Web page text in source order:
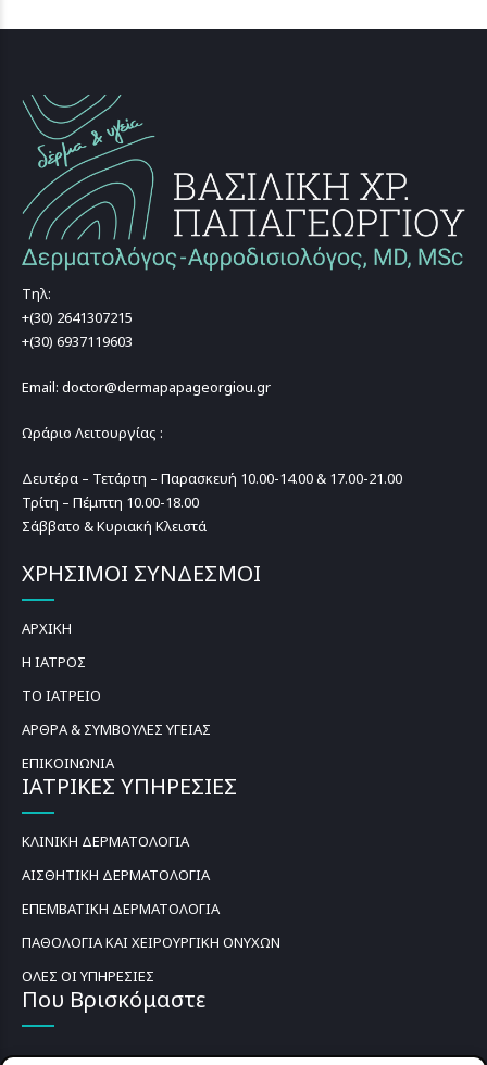
Τηλ:
+(30) 2641307215
+(30) 6937119603
Email: doctor@dermapapageorgiou.gr
Ωράριο Λειτουργίας :
Δευτέρα – Τετάρτη – Παρασκευή 10.00-14.00 & 17.00-21.00
Τρίτη – Πέμπτη 10.00-18.00
Σάββατο & Κυριακή Κλειστά
ΧΡΗΣΙΜΟΙ ΣΥΝΔΕΣΜΟΙ
ΑΡΧΙΚΗ
Η ΙΑΤΡΟΣ
ΤΟ ΙΑΤΡΕΙΟ
ΑΡΘΡΑ & ΣΥΜΒΟΥΛΕΣ ΥΓΕΙΑΣ
ΕΠΙΚΟΙΝΩΝΙΑ
ΙΑΤΡΙΚΕΣ ΥΠΗΡΕΣΙΕΣ
ΚΛΙΝΙΚΗ ΔΕΡΜΑΤΟΛΟΓΙΑ
ΑΙΣΘΗΤΙΚΗ ΔΕΡΜΑΤΟΛΟΓΙΑ
ΕΠΕΜΒΑΤΙΚΗ ΔΕΡΜΑΤΟΛΟΓΙΑ
ΠΑΘΟΛΟΓΙΑ ΚΑΙ ΧΕΙΡΟΥΡΓΙΚΗ ΟΝΥΧΩΝ
ΟΛΕΣ ΟΙ ΥΠΗΡΕΣΙΕΣ
Που Βρισκόμαστε